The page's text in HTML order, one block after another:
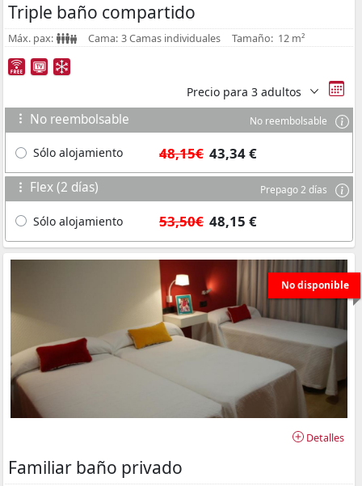
Triple baño compartido
Máx. pax: Cama: 3 Camas individuales Tamaño: 12 m²
Precio para 3 adultos
No reembolsable No reembolsable
Sólo alojamiento 48,15€ 43,34 €
Flex (2 días) Prepago 2 días
Sólo alojamiento 53,50€ 48,15 €
No disponible
Detalles
Familiar baño privado